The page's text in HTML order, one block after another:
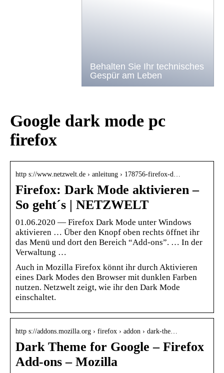
Behalten Sie Ihr technisches
Gespür am Leben
Google dark mode pc
firefox
http s://www.netzwelt.de › anleitung › 178756-firefox-d…
Firefox: Dark Mode aktivieren –
So geht´s | NETZWELT
01.06.2020 — Firefox Dark Mode unter Windows
aktivieren … Über den Knopf oben rechts öffnet ihr
das Menü und dort den Bereich “Add-ons”. … In der
Verwaltung …
Auch in Mozilla Firefox könnt ihr durch Aktivieren
eines Dark Modes den Browser mit dunklen Farben
nutzen. Netzwelt zeigt, wie ihr den Dark Mode
einschaltet.
http s://addons.mozilla.org › firefox › addon › dark-the…
Dark Theme for Google – Firefox
Add-ons – Mozilla